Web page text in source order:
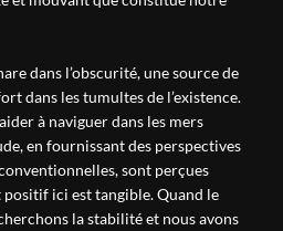
dans l’obscurité, une source de
dans les tumultes de l’existence.
à naviguer dans les mers
en fournissant des perspectives
sont perçues
positif ici est tangible. Quand le
la stabilité et nous avons